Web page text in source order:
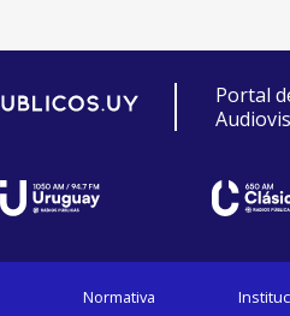
Portal
Normativa